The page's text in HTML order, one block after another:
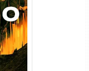
Áudio